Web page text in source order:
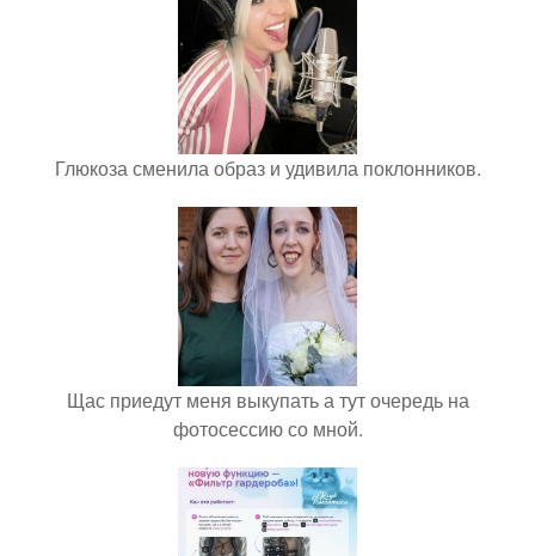
Глюкоза сменила образ и удивила поклонников.
Щас приедут меня выкупать а тут очередь на
фотосессию со мной.